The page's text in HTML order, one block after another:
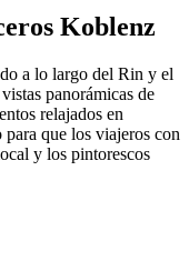
Koblenz
a lo largo del Rin y el
panorámicas de
relajados en
que los viajeros con
y los pintorescos